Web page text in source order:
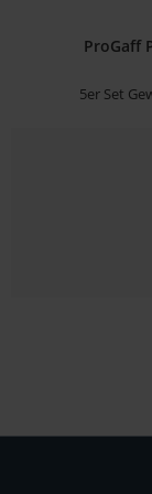
ProGaff
5er Set